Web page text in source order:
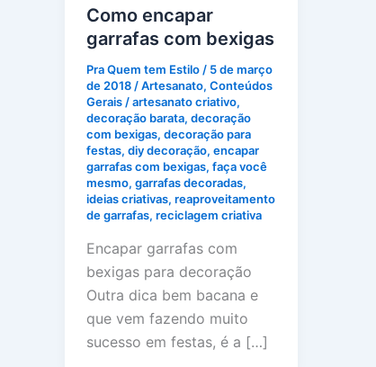
Como encapar
garrafas com bexigas
Pra Quem tem Estilo / 5 de março
de 2018 /Artesanato, Conteúdos
Gerais /artesanato criativo,
decoração barata, decoração
com bexigas, decoração para
festas, diy decoração, encapar
garrafas com bexigas, faça você
mesmo, garrafas decoradas,
ideias criativas, reaproveitamento
de garrafas, reciclagem criativa
Encapar garrafas com
bexigas para decoração
Outra dica bem bacana e
que vem fazendo muito
sucesso em festas, é a […]